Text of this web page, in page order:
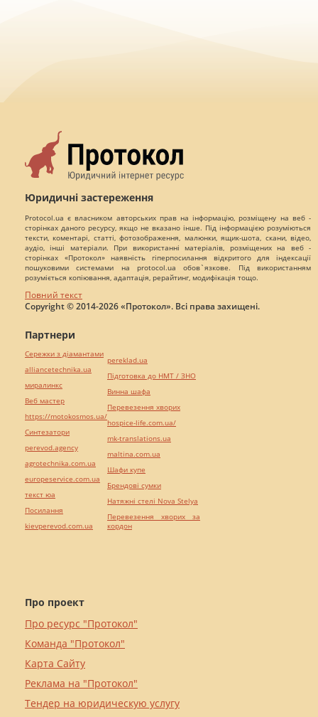
Юридичні застереження
Protocol.ua є власником авторських прав на інформацію, розміщену на веб -
сторінках даного ресурсу, якщо не вказано інше. Під інформацією розуміються
тексти, коментарі, статті, фотозображення, малюнки, ящик-шота, скани, відео,
аудіо, інші матеріали. При використанні матеріалів, розміщених на веб -
сторінках «Протокол» наявність гіперпосилання відкритого для індексації
пошуковими системами на protocol.ua обов`язкове. Під використанням
розуміється копіювання, адаптація, рерайтинг, модифікація тощо.
Повний текст
Copyright © 2014-2026 «Протокол». Всі права захищені.
Про проект
Про ресурс "Протокол"
Команда "Протокол"
Карта Сайту
Реклама на "Протокол"
Тендер на юридическую услугу
Партнери
Сережки з діамантами
alliancetechnika.ua
миралинкс
Веб мастер
https://motokosmos.ua/
Синтезатори
perevod.agency
agrotechnika.com.ua
europeservice.com.ua
текст юа
Посилання
kievperevod.com.ua
pereklad.ua
Підготовка до НМТ / ЗНО
Винна шафа
Перевезення хворих
hospice-life.com.ua/
mk-translations.ua
maltina.com.ua
Шафи купе
Брендові сумки
Натяжні стелі Nova Stelya
Перевезення хворих за
кордон